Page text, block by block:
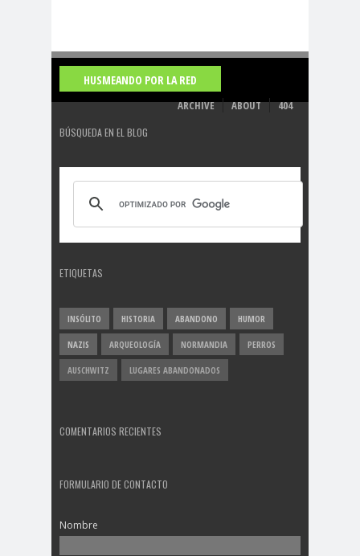
HUSMEANDO POR LA RED
ARCHIVE ABOUT 404
BÚSQUEDA EN EL BLOG
ETIQUETAS
INSÓLITO HISTORIA ABANDONO HUMOR
NAZIS ARQUEOLOGÍA NORMANDIA PERROS
AUSCHWITZ LUGARES ABANDONADOS
COMENTARIOS RECIENTES
FORMULARIO DE CONTACTO
Nombre